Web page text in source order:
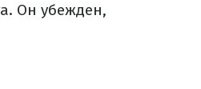
Он убежден,